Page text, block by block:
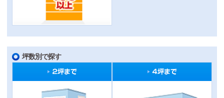
坪数別で探す